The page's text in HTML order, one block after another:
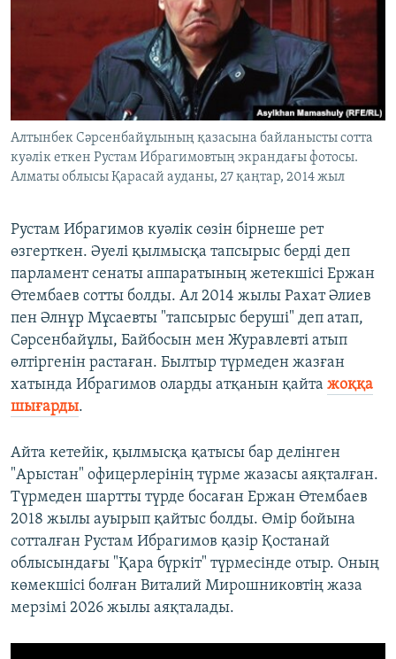
Алтынбек Сәрсенбайұлының қазасына байланысты сотта
куәлік еткен Рустам Ибрагимовтың экрандағы фотосы.
Алматы облысы Қарасай ауданы, 27 қаңтар, 2014 жыл
Рустам Ибрагимов куәлік сөзін бірнеше рет
өзгерткен. Әуелі қылмысқа тапсырыс берді деп
парламент сенаты аппаратының жетекшісі Ержан
Өтембаев сотты болды. Ал 2014 жылы Рахат Әлиев
пен Әлнұр Мұсаевты "тапсырыс беруші" деп атап,
Сәрсенбайұлы, Байбосын мен Журавлевті атып
өлтіргенін растаған. Былтыр түрмеден жазған
хатында Ибрагимов оларды атқанын қайта жоққа
шығарды.
Айта кетейік, қылмысқа қатысы бар делінген
"Арыстан" офицерлерінің түрме жазасы аяқталған.
Түрмеден шартты түрде босаған Ержан Өтембаев
2018 жылы ауырып қайтыс болды. Өмір бойына
сотталған Рустам Ибрагимов қазір Қостанай
облысындағы "Қара бүркіт" түрмесінде отыр. Оның
көмекшісі болған Виталий Мирошниковтің жаза
мерзімі 2026 жылы аяқталады.